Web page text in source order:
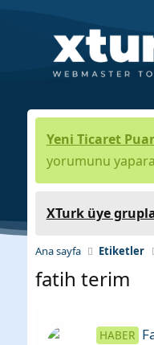
Yeni Ticaret
yorumunu
XTurk üye
Ana sayfa Etiketler
fatih terim
HABER